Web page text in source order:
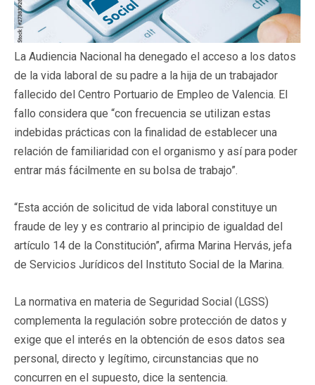
La Audiencia Nacional ha denegado el acceso a los datos
de la vida laboral de su padre a la hija de un trabajador
fallecido del Centro Portuario de Empleo de Valencia. El
fallo considera que “con frecuencia se utilizan estas
indebidas prácticas con la finalidad de establecer una
relación de familiaridad con el organismo y así para poder
entrar más fácilmente en su bolsa de trabajo”.
“Esta acción de solicitud de vida laboral constituye un
fraude de ley y es contrario al principio de igualdad del
artículo 14 de la Constitución”, afirma Marina Hervás, jefa
de Servicios Jurídicos del Instituto Social de la Marina.
La normativa en materia de Seguridad Social (LGSS)
complementa la regulación sobre protección de datos y
exige que el interés en la obtención de esos datos sea
personal, directo y legítimo, circunstancias que no
concurren en el supuesto, dice la sentencia.